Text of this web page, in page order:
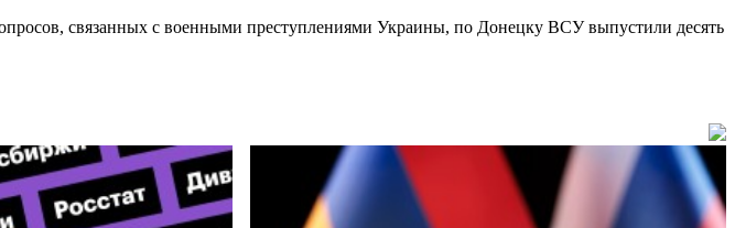
связанных с военными преступлениями Украины, по Донецку ВСУ выпустили десять